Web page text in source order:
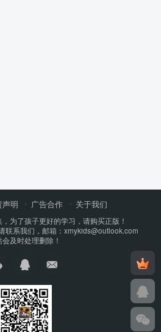
声明 广告合作 关于我们
为了孩子更好的学习，请购买正版！
联系我们，邮箱：xmykids@outlook.com
会及时处理删除！